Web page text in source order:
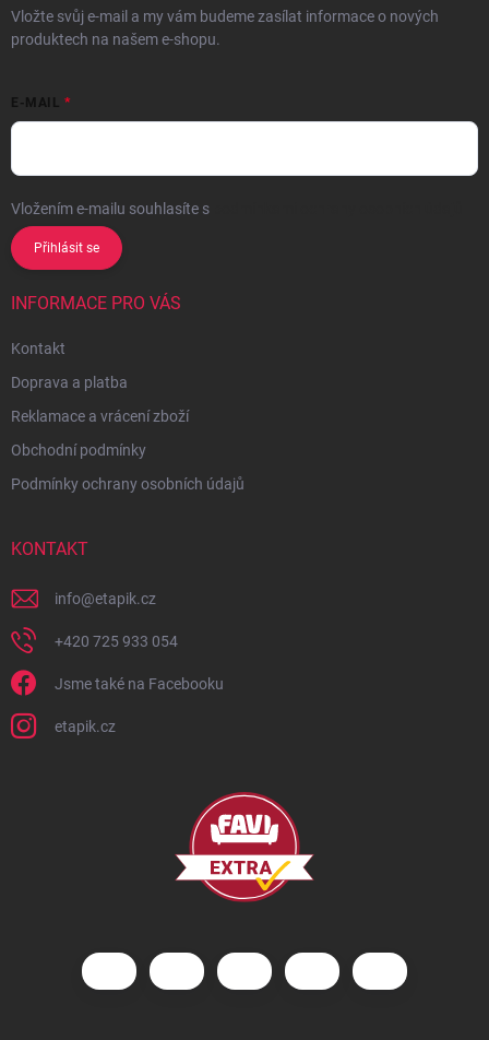
Vložte svůj e-mail a my vám budeme zasílat informace o nových
produktech na našem e-shopu.
E-MAIL
Vložením e-mailu souhlasíte s
Přihlásit se
INFORMACE PRO VÁS
Kontakt
Doprava a platba
Reklamace a vrácení zboží
Obchodní podmínky
Podmínky ochrany osobních údajů
KONTAKT
info@etapik.cz
+420 725 933 054
Jsme také na Facebooku
etapik.cz